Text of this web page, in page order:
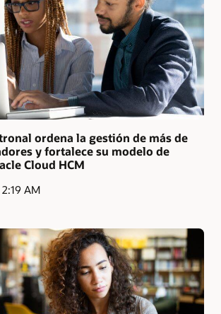
ordena la gestión de más de
y fortalece su modelo de
Cloud HCM
AM